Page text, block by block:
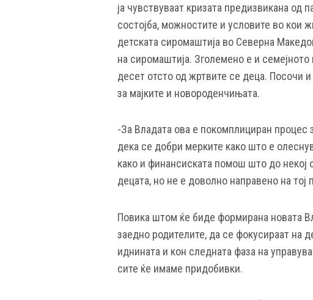
ја чувствуваат кризата предизвикана од
состојба, можностите и условите во кои
детската сиромаштија во Северна
на сиромаштија. Зголемено е и
десет отсто од жртвите се деца. Посочи
за мајките и новороденчињата.
-За Владата ова е покомплициран
дека се добри мерките како што е
како и финансиската помош што до некој
децата, но не е доволно направено на тој
Повика штом ќе биде формирана новата
заедно родителите, да се фокусираат на
иднината и кон следната фаза на
сите ќе имаме придобивки.